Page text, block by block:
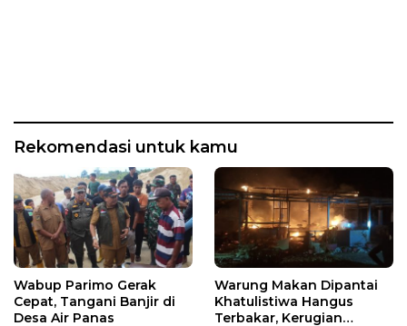
Rekomendasi untuk kamu
Wabup Parimo Gerak
Cepat, Tangani Banjir di
Desa Air Panas
Warung Makan Dipantai
Khatulistiwa Hangus
Terbakar, Kerugian